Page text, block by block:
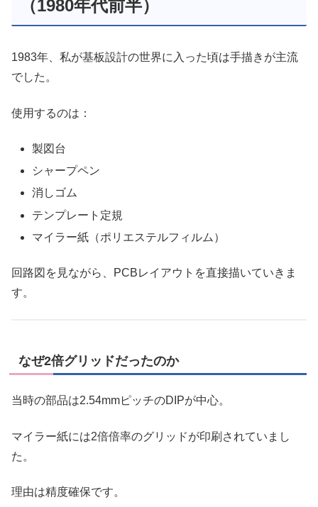
（1980年代前半）
1983年、私が基板設計の世界に入った頃は手描きが主流
でした。
使用するのは：
製図台
シャープペン
消しゴム
テンプレート定規
マイラー紙（ポリエステルフィルム）
回路図を見ながら、PCBレイアウトを直接描いていきま
す。
なぜ2倍グリッドだったのか
当時の部品は2.54mmピッチのDIPが中心。
マイラー紙には2倍倍率のグリッドが印刷されていまし
た。
理由は精度確保です。